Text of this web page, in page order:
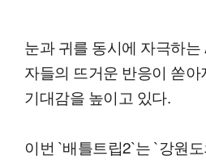
눈과 귀를 동시에 자극하
자들의 뜨거운 반응이 쏟
기대감을 높이고 있다.
이번 `배틀트립2`는 `강원